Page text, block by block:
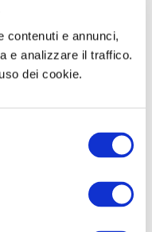
contenuti e annunci,
e analizzare il traffico.
dei cookie.
possesso del
e prevede
e
a
a professionisti